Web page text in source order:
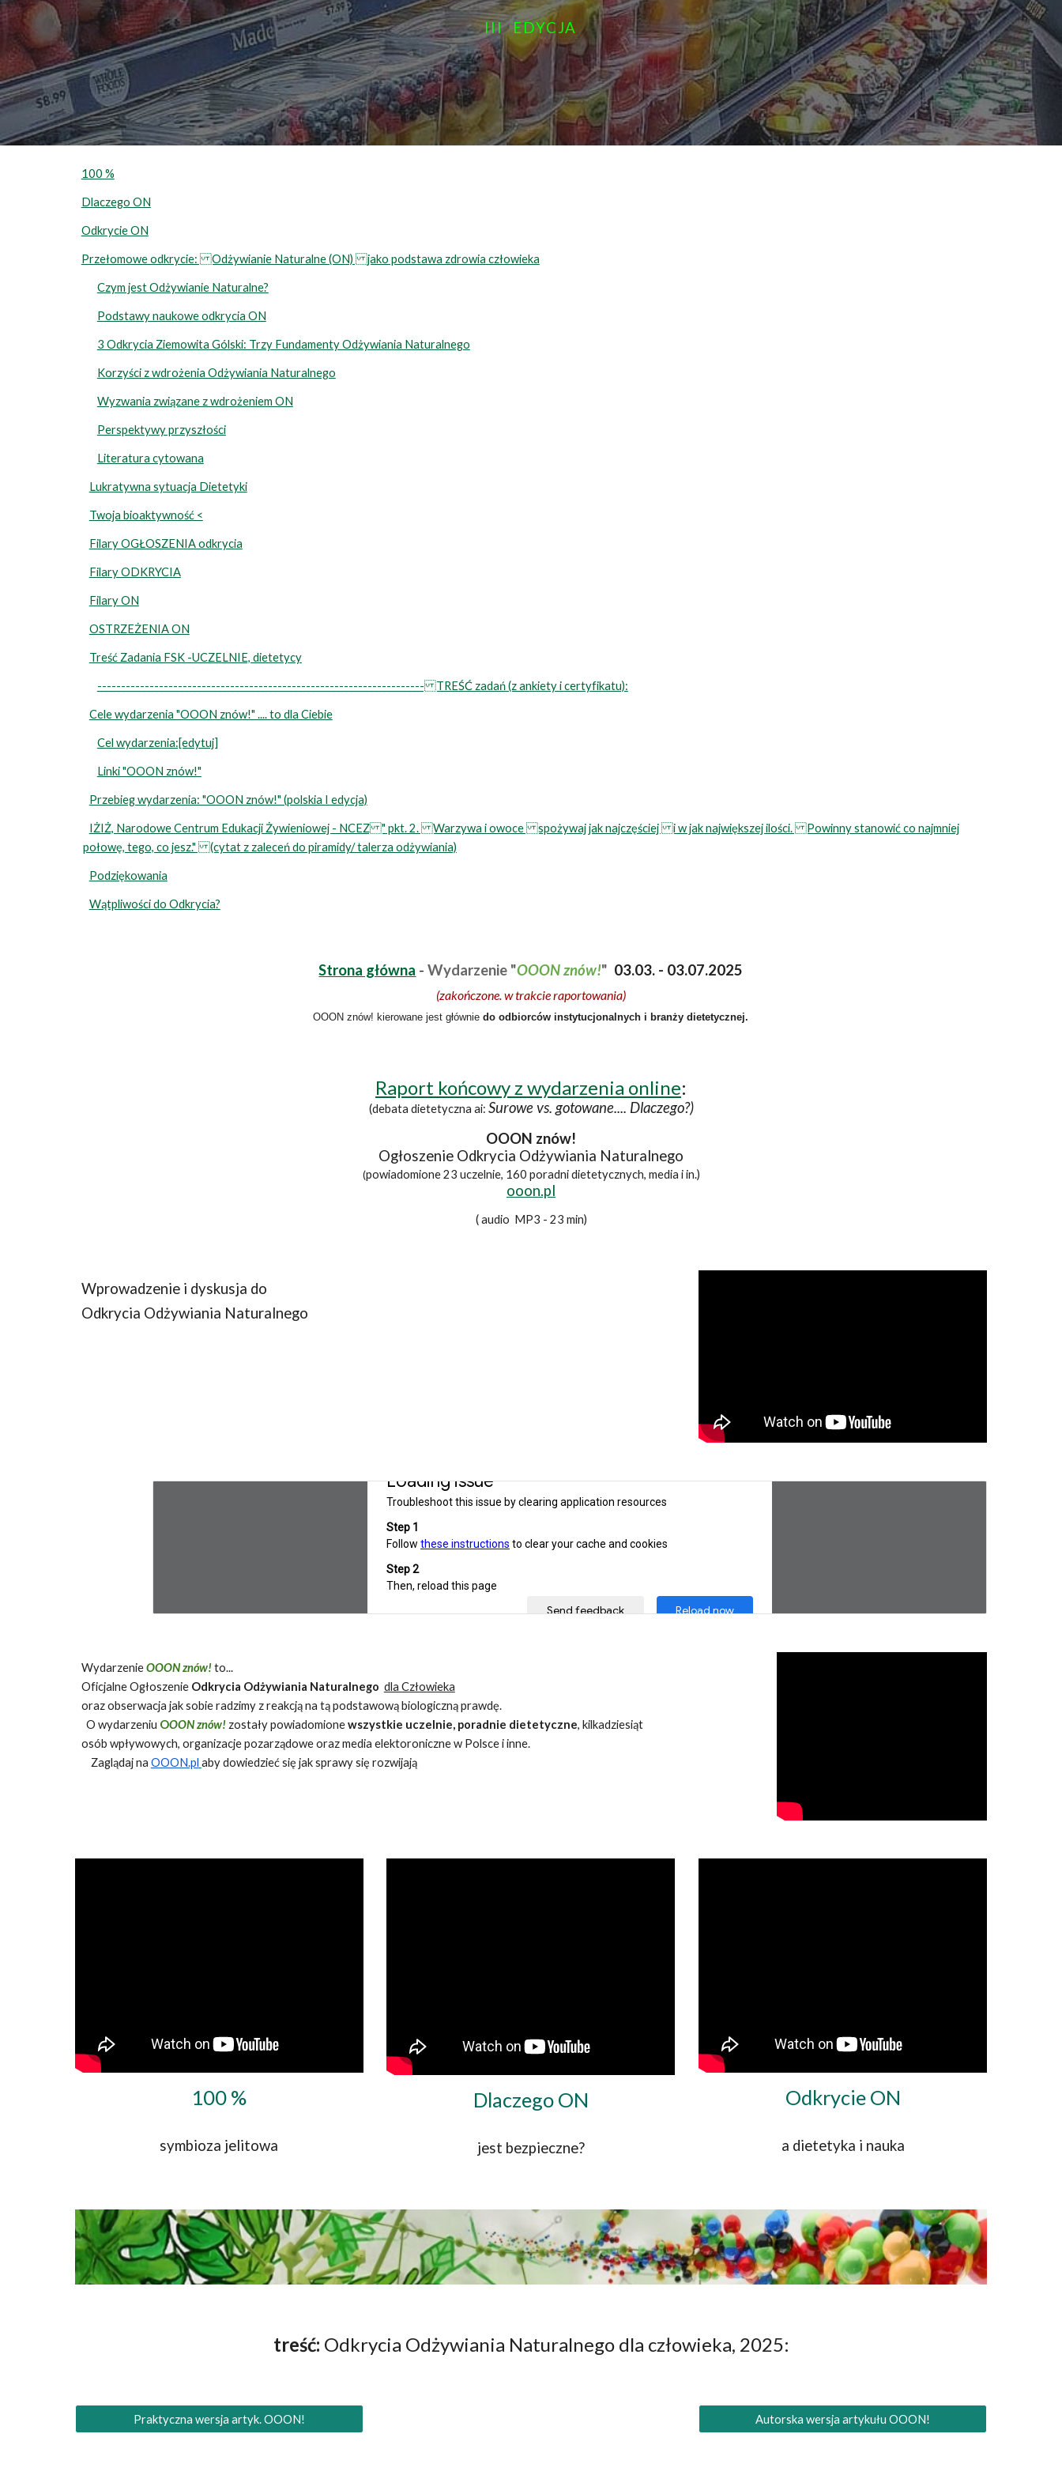
III EDYCJA
100 %
Dlaczego ON
Odkrycie ON
Przełomowe odkrycie: Odżywianie Naturalne (ON) jako podstawa zdrowia człowieka
Czym jest Odżywianie Naturalne?
Podstawy naukowe odkrycia ON
3 Odkrycia Ziemowita Gólski: Trzy Fundamenty Odżywiania Naturalnego
Korzyści z wdrożenia Odżywiania Naturalnego
Wyzwania związane z wdrożeniem ON
Perspektywy przyszłości
Literatura cytowana
Lukratywna sytuacja Dietetyki
Twoja bioaktywność <
Filary OGŁOSZENIA odkrycia
Filary ODKRYCIA
Filary ON
OSTRZEŻENIA ON
Treść Zadania FSK -UCZELNIE, dietetycy
--------------------------------------------------------------------- TREŚĆ zadań (z ankiety i certyfikatu):
Cele wydarzenia "OOON znów!" .... to dla Ciebie
Cel wydarzenia:[edytuj]
Linki "OOON znów!"
Przebieg wydarzenia: "OOON znów!" (polskia I edycja)
IŻIŻ, Narodowe Centrum Edukacji Żywieniowej - NCEZ " pkt. 2. Warzywa i owoce spożywaj jak najczęściej i w jak największej ilości. Powinny stanowić co najmniej
połowę, tego, co jesz." (cytat z zaleceń do piramidy/ talerza odżywiania)
Podziękowania
Wątpliwości do Odkrycia?
Strona główna - Wydarzenie "OOON znów!" 03.03. - 03.07.2025
(zakończone. w trakcie raportowania)
OOON znów! kierowane jestgłównie do odbiorców instytucjonalnych i branży dietetycznej.
Raport końcowy z wydarzenia online:
(debata dietetyczna ai: Surowe vs. gotowane.... Dlaczego?)
OOON znów!
Ogłoszenie Odkrycia Odżywiania Naturalnego
(powiadomione 23 uczelnie, 160 poradni dietetycznych, media i in.)
ooon.pl
( audio MP3 - 23 min)
Wprowadzenie i dyskusja do
Odkrycia Odżywiania Naturalnego
WydarzenieOOON znów! to...
Oficjalne Ogłoszenie Odkrycia Odżywiania Naturalnego dla Człowieka
oraz obserwacja jak sobie radzimy z reakcją na tą podstawową biologiczną prawdę.
O wydarzeniu OOON znów! zostały powiadomionewszystkie uczelnie, poradnie dietetyczne, kilkadziesiąt
osób wpływowych, organizacje pozarządowe oraz media elektoroniczne w Polsce i inne.
Zaglądaj na OOON.pl aby dowiedzieć się jak sprawy się rozwijają
100 %
symbioza jelitowa
Dlaczego ON
jest bezpieczne?
Odkrycie ON
a dietetyka i nauka
treść: Odkrycia Odżywiania Naturalnego dla człowieka, 2025:
Praktyczna wersja artyk. OOON! Autorska wersja artykułu OOON!